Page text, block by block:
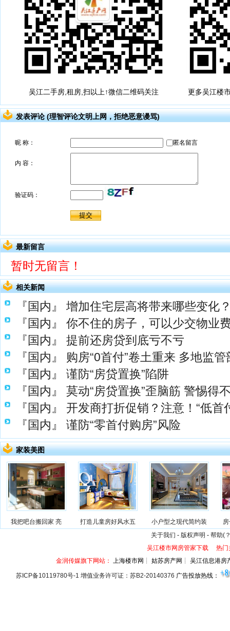
吴江二手房,租房,扫以上↑微信二维码关注 更多吴江楼
发表评论 (理智评论文明上网，拒绝恶意谩骂)
最新留言
暂时无留言！
相关新闻
『国内』
增加住宅层高将带来哪些变化
『国内』
你不住的房子，可以少交物业
『国内』
提前还房贷到底亏不亏
『国内』
购房“0首付”卷土重来 多地监
『国内』
谨防“房贷置换”陷阱
『国内』
莫动“房贷置换”歪脑筋 警惕得
『国内』
开发商打折促销？注意！“低首
『国内』
谨防“零首付购房”风险
家装美图
我把吧台搬回家 亮 打造儿童房好风水五 小户型之现代简约装
关于我们 - 版权声明 - 帮助(
吴江楼市网房管家下载
热门
金润传媒旗下网站： 上海楼市网┊ 姑苏房产网┊ 吴江信息港
苏ICP备10119780号-1 增值业务许可证：苏B2-20140376 广告投放热线：